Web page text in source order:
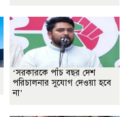
‘সরকারকে পাঁচ বছর দেশ
পরিচালনার সুযোগ দেওয়া হবে
না’